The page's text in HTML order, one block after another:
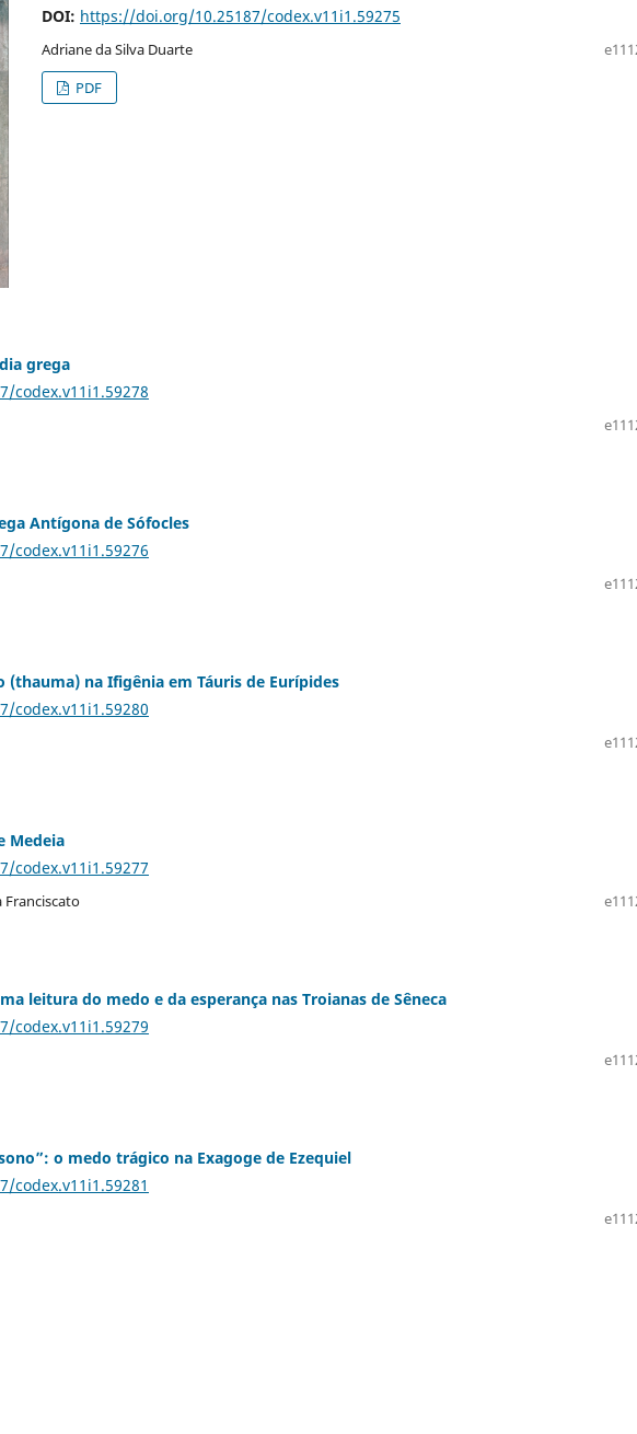
DOI: https://doi.org/10.25187/codex.v11i1.59275
Adriane da Silva Duarte
PDF
grega
codex.v11i1.59278
Antígona de Sófocles
codex.v11i1.59276
na Ifigênia em Táuris de Eurípides
codex.v11i1.59280
Medeia
codex.v11i1.59277
Franciscato
leitura do medo e da esperança nas Troianas de Sêneca
codex.v11i1.59279
o medo trágico na Exagoge de Ezequiel
codex.v11i1.59281